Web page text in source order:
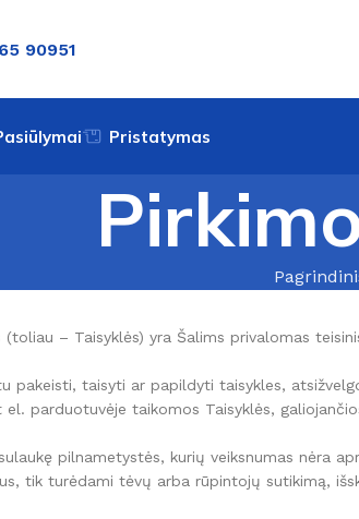
90951
Pristatymas
– Taisyklės) yra Šalims privalomas
pakeisti, taisyti ar papildyti taisykles,
parduotuvėje taikomos Taisyklės,
pilnametystės, kurių veiksnumas nėra
tik turėdami tėvų arba rūpintojų sutikimą,